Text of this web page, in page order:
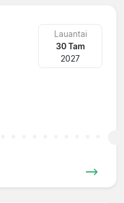
Lauantai
30 Tam
2027